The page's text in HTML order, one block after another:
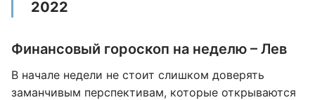
2022
Финансовый гороскоп на неделю – Лев
В начале недели не стоит слишком доверять
заманчивым перспективам, которые открываются